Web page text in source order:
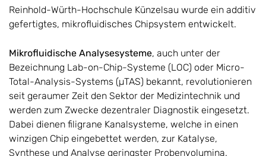
Reinhold-Würth-Hochschule Künzelsau wurde ein additiv
gefertigtes, mikrofluidisches Chipsystem entwickelt.
Mikrofluidische Analysesysteme, auch unter der
Bezeichnung Lab-on-Chip-Systeme (LOC) oder Micro-
Total-Analysis-Systems (µTAS) bekannt, revolutionieren
seit geraumer Zeit den Sektor der Medizintechnik und
werden zum Zwecke dezentraler Diagnostik eingesetzt.
Dabei dienen filigrane Kanalsysteme, welche in einen
winzigen Chip eingebettet werden, zur Katalyse,
Synthese und Analyse geringster Probenvolumina.